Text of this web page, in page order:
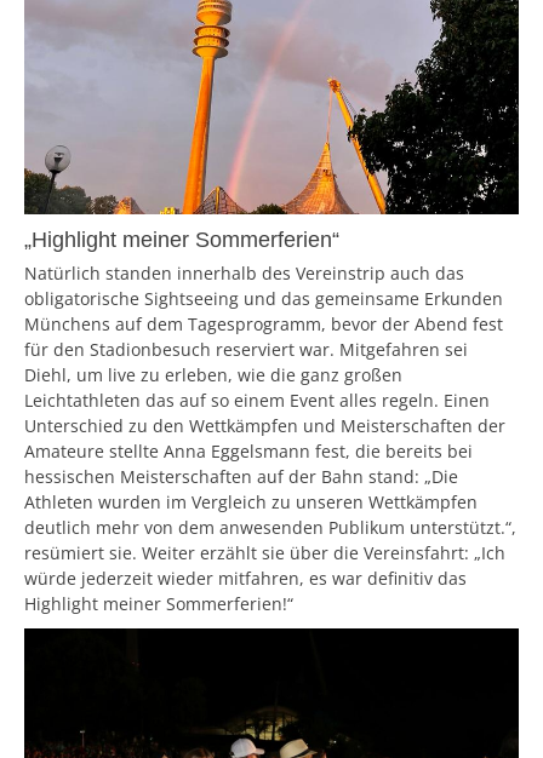
„Highlight meiner Sommerferien“
Natürlich standen innerhalb des Vereinstrip auch das
obligatorische Sightseeing und das gemeinsame Erkunden
Münchens auf dem Tagesprogramm, bevor der Abend fest
für den Stadionbesuch reserviert war. Mitgefahren sei
Diehl, um live zu erleben, wie die ganz großen
Leichtathleten das auf so einem Event alles regeln. Einen
Unterschied zu den Wettkämpfen und Meisterschaften der
Amateure stellte Anna Eggelsmann fest, die bereits bei
hessischen Meisterschaften auf der Bahn stand: „Die
Athleten wurden im Vergleich zu unseren Wettkämpfen
deutlich mehr von dem anwesenden Publikum unterstützt.“,
resümiert sie. Weiter erzählt sie über die Vereinsfahrt: „Ich
würde jederzeit wieder mitfahren, es war definitiv das
Highlight meiner Sommerferien!“